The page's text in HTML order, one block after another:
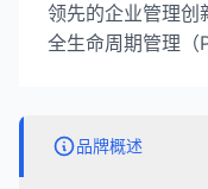
领先的企业管理创
全生命周期管理（
离散制造、流程制
品牌概述